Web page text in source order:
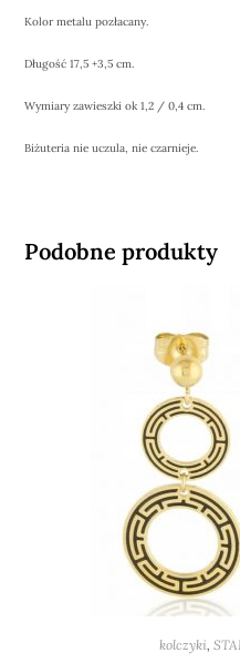
Kolor metalu pozłacany.
Długość 17,5 +3,5 cm.
Wymiary zawieszki ok 1,2 / 0,4 cm.
Biżuteria nie uczula, nie czarnieje.
Podobne produkty
kolczyki